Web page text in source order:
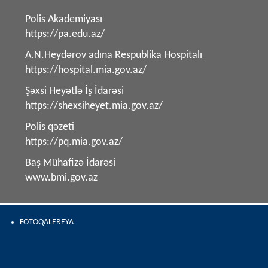
Polis Akademiyası
https://pa.edu.az/
A.N.Heydərov adına Respublika Hospitalı
https://hospital.mia.gov.az/
Şəxsi Heyətlə İş İdarəsi
https://shexsiheyet.mia.gov.az/
Polis qəzeti
https://pq.mia.gov.az/
Baş Mühafizə İdarəsi
www.bmi.gov.az
FOTOQALEREYA